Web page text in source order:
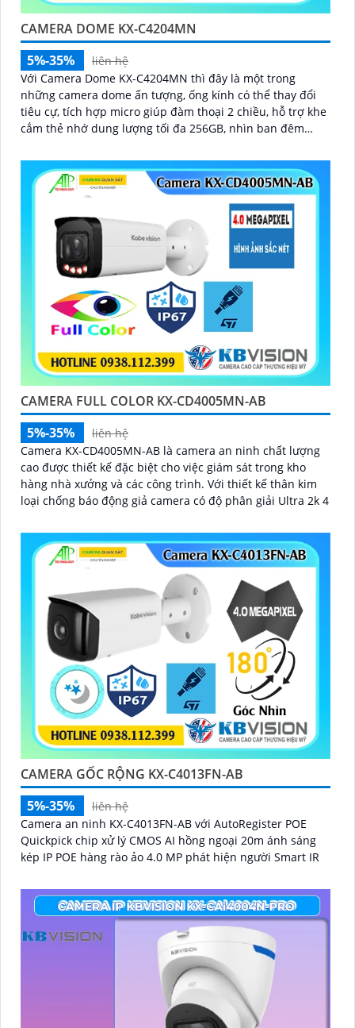
CAMERA DOME KX-C4204MN
5%-35%
liên hệ
Với Camera Dome KX-C4204MN thì đây là một trong
những camera dome ấn tượng, ống kính có thể thay đổi
tiêu cự, tích hợp micro giúp đàm thoại 2 chiều, hỗ trợ khe
cắm thẻ nhớ dung lượng tối đa 256GB, nhìn ban đêm
CAMERA FULL COLOR KX-CD4005MN-AB
5%-35%
liên hệ
Camera KX-CD4005MN-AB là camera an ninh chất lượng
cao được thiết kế đặc biệt cho việc giám sát trong kho
hàng nhà xưởng và các công trình. Với thiết kế thân kim
loại chống báo động giả camera có độ phân giải Ultra 2k 4
CAMERA GỐC RỘNG KX-C4013FN-AB
5%-35%
liên hệ
Camera an ninh KX-C4013FN-AB với AutoRegister POE
Quickpick chip xử lý CMOS AI hồng ngoại 20m ánh sáng
kép IP POE hàng rào ảo 4.0 MP phát hiện người Smart IR